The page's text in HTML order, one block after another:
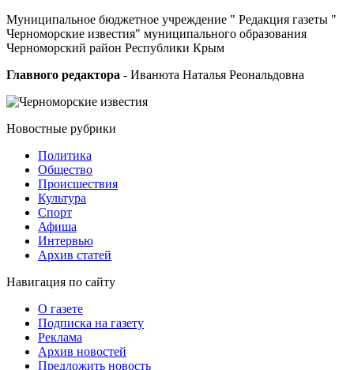
Муниципальное бюджетное учреждение " Редакция газеты "
Черноморские известия" муниципального образования
Черноморский район Республики Крым
Главного редактора - Иванюта Наталья Реональдовна
Новостные рубрики
Политика
Общество
Проиcшествия
Культура
Спорт
Афиша
Интервью
Архив статей
Навигация по сайту
О газете
Подписка на газету
Реклама
Архив новостей
Предложить новость